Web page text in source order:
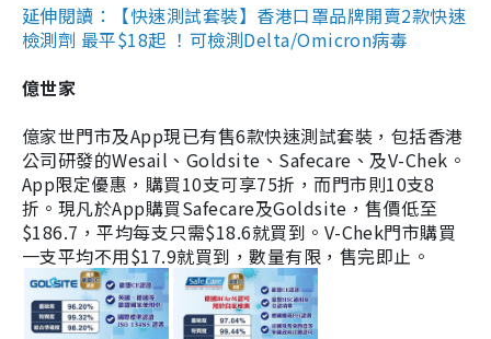
延伸閱讀：【快速測試套裝】香港口罩品牌開賣2款快速
檢測劑 最平$18起 ！可檢測Delta/Omicron病毒
億世家
億家世門市及App現已有售6款快速測試套裝，包括香港
公司研發的Wesail、Goldsite、Safecare、及V-Chek。
App限定優惠，購買10支可享75折，而門市則10支8
折。現凡於App購買Safecare及Goldsite，售價低至
$186.7，平均每支只需$18.6就買到。V-Chek門市購買
一支平均不用$17.9就買到，數量有限，售完即止。